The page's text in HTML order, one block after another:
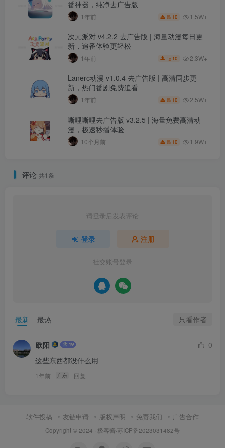
番神器，纯净去广告版
1年前 10 1.5W+
次元派对 v4.2.2 去广告版 | 海量动漫每日更
新，追番体验更轻松
1年前 10 2.3W+
Lanerc动漫 v1.0.4 去广告版 | 高清同步更
新，热门番剧免费追看
1年前 10 2.5W+
嘶哩嘶哩去广告版 v3.2.5 | 海量免费高清动
漫，极速秒播体验
10个月前 10 1.9W+
评论 共1条
请登录后发表评论
登录 注册
社交账号登录
最新 最热 只看作者
欧阳
0
这些东西都没什么用
1年前 广东 回复
软件投稿 友链申请 版权声明 免责我们 广告合作
Copyright © 2024 · 极客酱·苏ICP备2023031482号